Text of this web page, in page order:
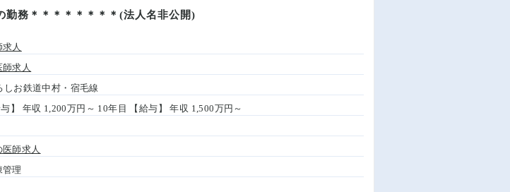
勤務＊＊＊＊＊＊＊＊(法人名非公開)
人
求人
しお鉄道中村・宿毛線
】 年収 1,200万円～ 10年目 【給与】 年収 1,500万円～
師求人
管理